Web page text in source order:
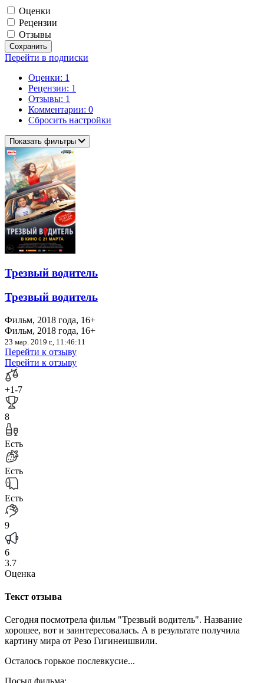
Оценки
Рецензии
Отзывы
Сохранить
Перейти в подписки
Оценки: 1
Рецензии: 1
Отзывы: 1
Комментарии: 0
Сбросить настройки
Показать фильтры
Трезвый водитель
Трезвый водитель
Фильм, 2018 года, 16+
Фильм, 2018 года, 16+
23 мар. 2019 г., 11:46:11
Перейти к отзыву
Перейти к отзыву
+1-7
8
Есть
Есть
Есть
9
6
3.7
Оценка
Текст отзыва
Сегодня посмотрела фильм "Трезвый водитель". Название
хорошее, вот и заинтересовалась. А в результате получила
картину мира от Резо Гигинеишвили.
Осталось горькое послевкусие...